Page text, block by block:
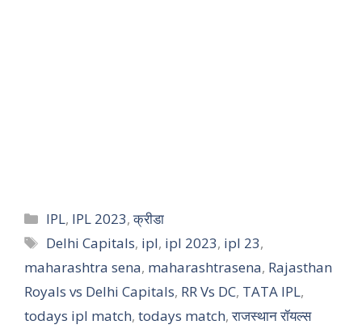
IPL, IPL 2023,क्रीडा
Delhi Capitals, ipl, ipl 2023, ipl 23,
maharashtra sena, maharashtrasena, Rajasthan
Royals vs Delhi Capitals, RR Vs DC, TATA IPL,
todays ipl match, todays match,राजस्थान रॉयल्स